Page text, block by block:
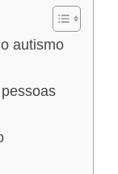
autismo